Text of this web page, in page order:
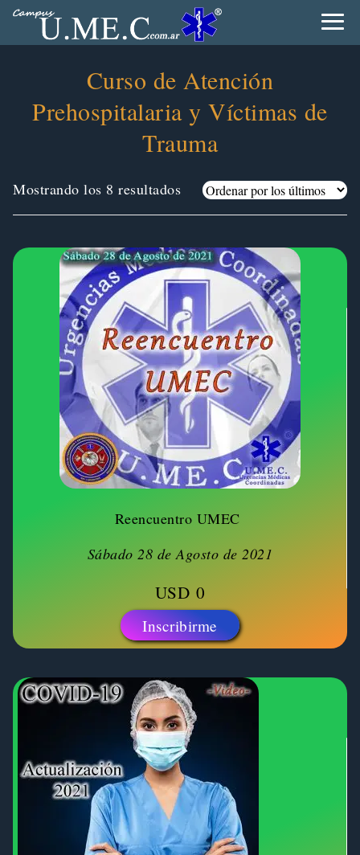
Curso de Atención
Prehospitalaria y Víctimas de
Trauma
Mostrando los 8 resultadosOrdenado
por
últimos
Reencuentro UMEC
Sábado 28 de Agosto de 2021
USD 0
Inscribirme